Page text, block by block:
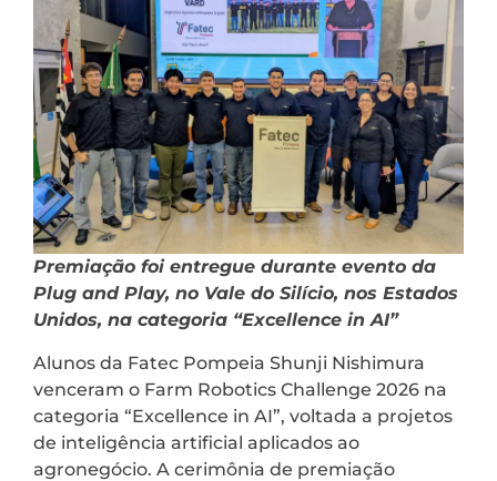
Premiação foi entregue durante evento da
Plug and Play, no Vale do Silício, nos Estados
Unidos, na categoria “Excellence in AI”
Alunos da Fatec Pompeia Shunji Nishimura
venceram o Farm Robotics Challenge 2026 na
categoria “Excellence in AI”, voltada a projetos
de inteligência artificial aplicados ao
agronegócio. A cerimônia de premiação